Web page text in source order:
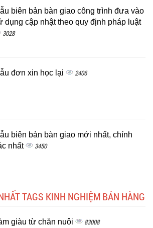
biên bản bàn giao công trình đưa vào
dụng cập nhật theo quy định pháp luật
3028
đơn xin học lại 2406
biên bản bàn giao mới nhất, chính
nhất
3450
TAGS KINH NGHIỆM BÁN HÀNG
giàu từ chăn nuôi 83008